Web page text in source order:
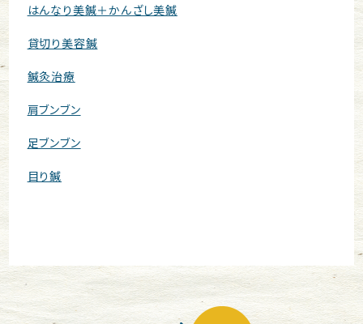
はんなり美鍼＋かんざし美鍼
貸切り美容鍼
鍼灸治療
肩ブンブン
足ブンブン
目り鍼